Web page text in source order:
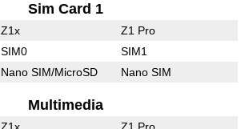
Sim Card 1
Z1x Z1 Pro
SIM0 SIM1
Nano SIM/MicroSD Nano SIM
Multimedia